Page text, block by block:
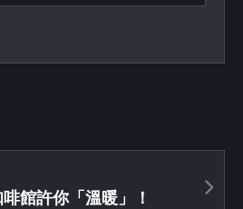
館許你「溫暖」！